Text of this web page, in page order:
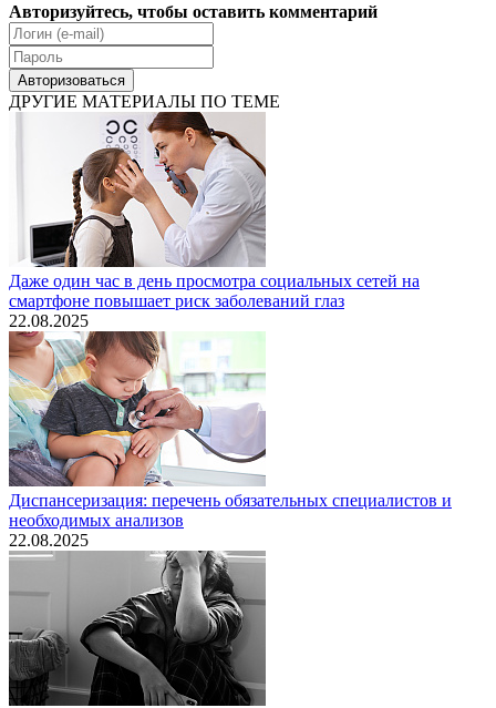
Авторизуйтесь, чтобы оставить комментарий
Авторизоваться
ДРУГИЕ МАТЕРИАЛЫ ПО ТЕМЕ
Даже один час в день просмотра социальных сетей на
смартфоне повышает риск заболеваний глаз
22.08.2025
Диспансеризация: перечень обязательных специалистов и
необходимых анализов
22.08.2025